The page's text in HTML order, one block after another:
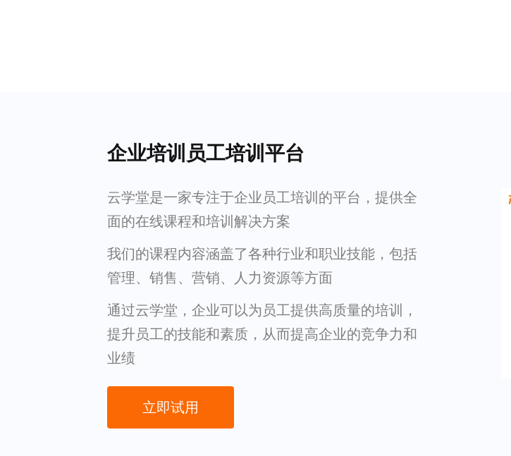
企业培训员工培训平台
云学堂是一家专注于企业员工培训的平台，提供全
面的在线课程和培训解决方案
我们的课程内容涵盖了各种行业和职业技能，包括
管理、销售、营销、人力资源等方面
通过云学堂，企业可以为员工提供高质量的培训，
提升员工的技能和素质，从而提高企业的竞争力和
业绩
立即试用